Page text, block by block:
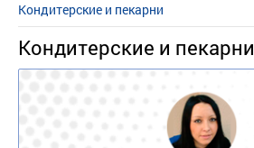
Кондитерские и пекарни
Кондитерские и пекарни